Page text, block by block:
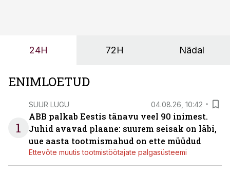
OÜ tegevjuht Sander Mitendorf.
24H 72H Nädal
ENIMLOETUD
1
SUUR LUGU 04.08.26, 10:42
ABB palkab Eestis tänavu veel 90 inimest.
Juhid avavad plaane: suurem seisak on läbi,
uue aasta tootmismahud on ette müüdud
Ettevõte muutis tootmistöötajate palgasüsteemi